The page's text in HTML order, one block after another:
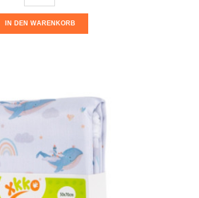
IN DEN WARENKORB